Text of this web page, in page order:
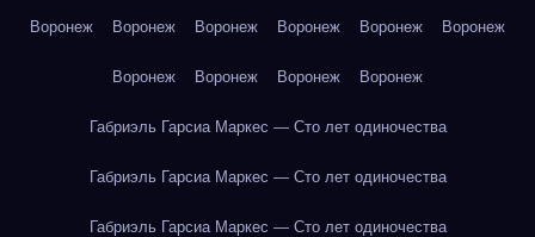
Воронеж Воронеж Воронеж Воронеж Воронеж Воронеж
Воронеж Воронеж Воронеж Воронеж
Габриэль Гарсиа Маркес — Сто лет одиночества
Габриэль Гарсиа Маркес — Сто лет одиночества
Габриэль Гарсиа Маркес — Сто лет одиночества